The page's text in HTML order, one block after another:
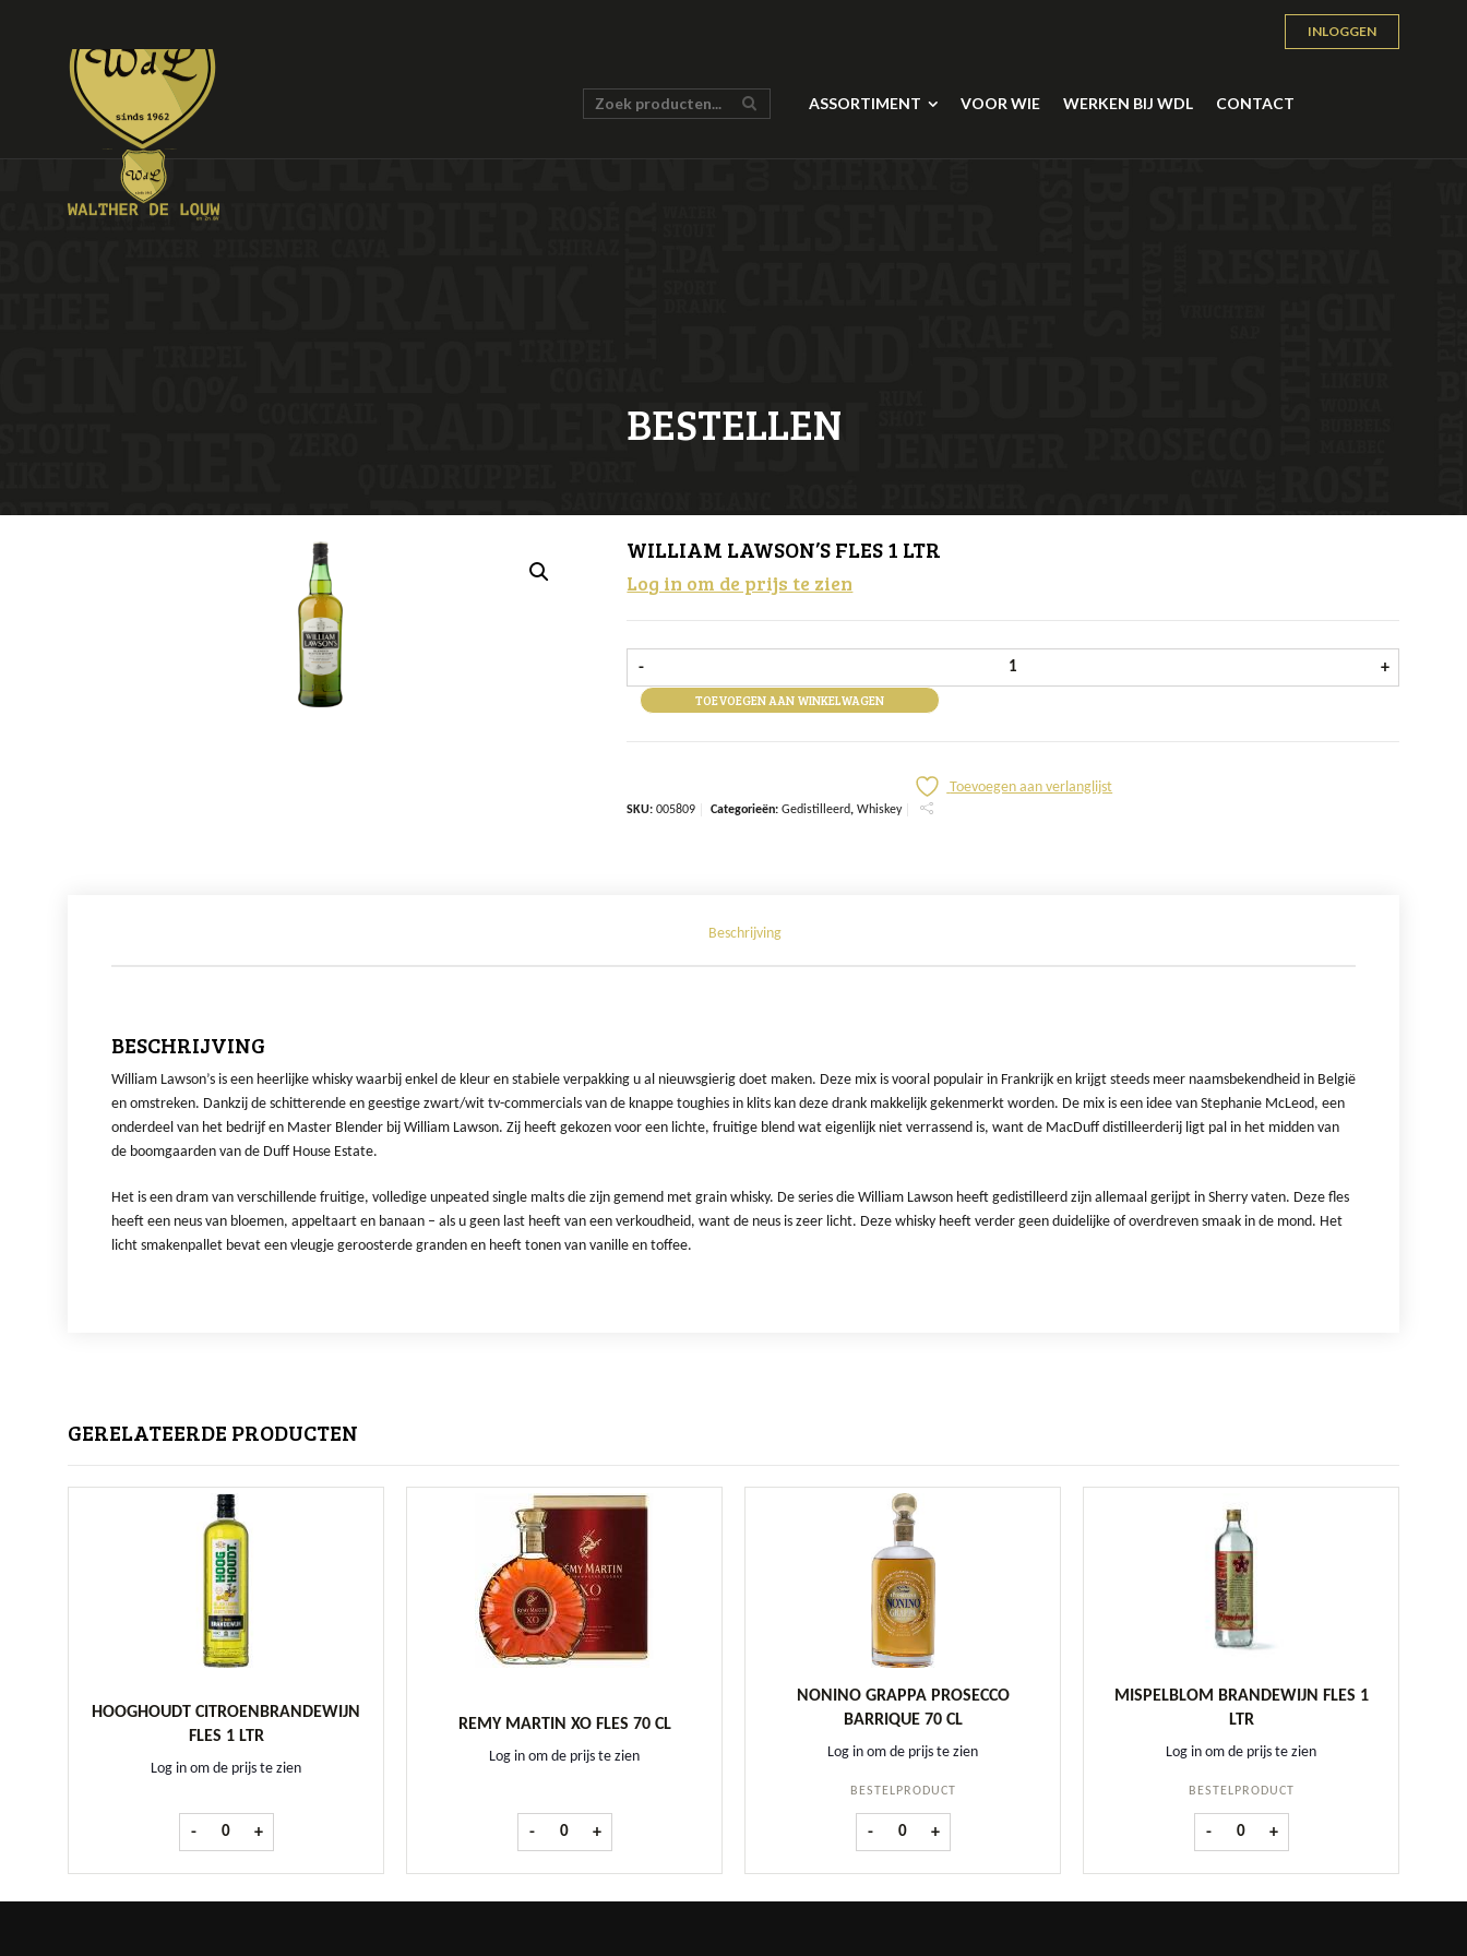
INLOGGEN
ASSORTIMENT VOOR WIE WERKEN BIJ WDL CONTACT
BESTELLEN
WILLIAM LAWSON’S FLES 1 LTR
Log in om de prijs te zien
- William Lawson's fles 1 ltr aantal +
TOEVOEGEN AAN WINKELWAGEN
Toevoegen aan verlanglijst
SKU:005809 Categorieën:Gedistilleerd,Whiskey
Beschrijving
BESCHRIJVING
William Lawson’s is een heerlijke whisky waarbij enkel de kleur en stabiele verpakking u al nieuwsgierig doet maken. Deze mix is vooral populair in Frankrijk en krijgt steeds meer naamsbekendheid in België
en omstreken. Dankzij de schitterende en geestige zwart/wit tv-commercials van de knappe toughies in klits kan deze drank makkelijk gekenmerkt worden. De mix is een idee van Stephanie McLeod, een
onderdeel van het bedrijf en Master Blender bij William Lawson. Zij heeft gekozen voor een lichte, fruitige blend wat eigenlijk niet verrassend is, want de MacDuff distilleerderij ligt pal in het midden van
de boomgaarden van de Duff House Estate.
Het is een dram van verschillende fruitige, volledige unpeated single malts die zijn gemend met grain whisky. De series die William Lawson heeft gedistilleerd zijn allemaal gerijpt in Sherry vaten. Deze fles
heeft een neus van bloemen, appeltaart en banaan – als u geen last heeft van een verkoudheid, want de neus is zeer licht. Deze whisky heeft verder geen duidelijke of overdreven smaak in de mond. Het
licht smakenpallet bevat een vleugje geroosterde granden en heeft tonen van vanille en toffee.
GERELATEERDE PRODUCTEN
HOOGHOUDT CITROENBRANDEWIJN
FLES 1 LTR
Log in om de prijs te zien
- Hooghoudt Citroenbrandewijn fles 1 ltr aantal
+
REMY MARTIN XO FLES 70 CL
Log in om de prijs te zien
- Remy Martin XO fles 70 cl aantal
+
NONINO GRAPPA PROSECCO
BARRIQUE 70 CL
Log in om de prijs te zien
BESTELPRODUCT
- Nonino Grappa Prosecco Barrique 70 cl aantal
+
MISPELBLOM BRANDEWIJN FLES 1
LTR
Log in om de prijs te zien
BESTELPRODUCT
- Mispelblom Brandewijn fles 1 ltr
+